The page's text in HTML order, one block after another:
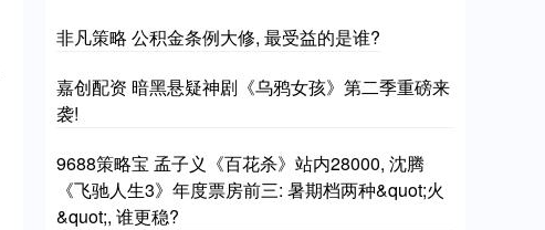
非凡策略 公积金条例大修, 最受益的是谁?
嘉创配资 暗黑悬疑神剧《乌鸦女孩》第二季重磅来
袭!
9688策略宝 孟子义《百花杀》站内28000, 沈腾
《飞驰人生3》年度票房前三: 暑期档两种&quot;火
&quot;, 谁更稳?